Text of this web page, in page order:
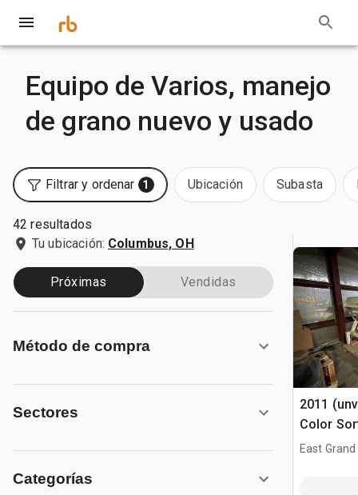
Equipo de Varios, manejo
de grano nuevo y usado
Filtrar y ordenar 1 Ubicación Subasta
42 resultados
Tu ubicación: Columbus, OH
Próximas Vendidas
Método de compra
Sectores
Categorías
2011
Color
Sorter
East